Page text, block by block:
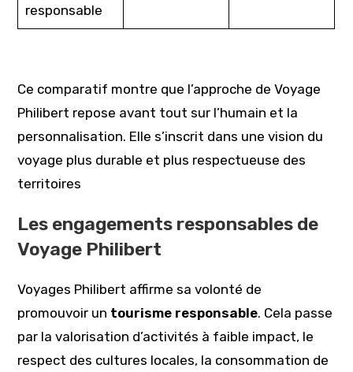
responsable
Ce comparatif montre que l’approche de Voyage
Philibert repose avant tout sur l’humain et la
personnalisation. Elle s’inscrit dans une vision du
voyage plus durable et plus respectueuse des
territoires
Les engagements responsables de
Voyage Philibert
Voyages Philibert affirme sa volonté de
promouvoir un tourisme responsable. Cela passe
par la valorisation d’activités à faible impact, le
respect des cultures locales, la consommation de